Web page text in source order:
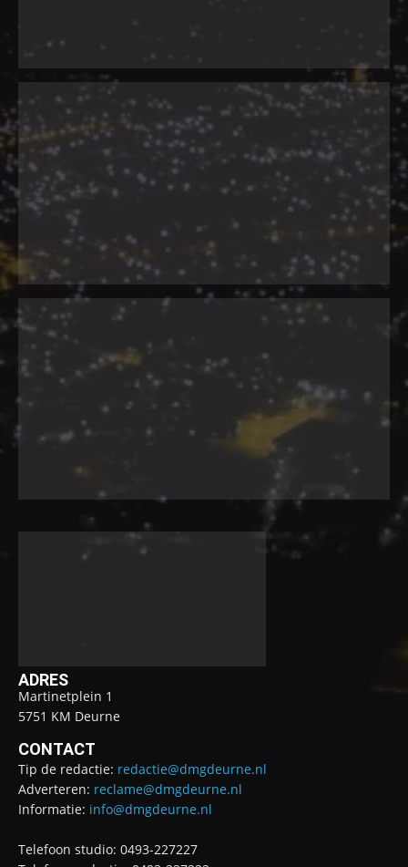
ADRES
Martinetplein 1
5751 KM Deurne
CONTACT
Tip de redactie: redactie@dmgdeurne.nl
Adverteren: reclame@dmgdeurne.nl
Informatie: info@dmgdeurne.nl
Telefoon studio: 0493-227227